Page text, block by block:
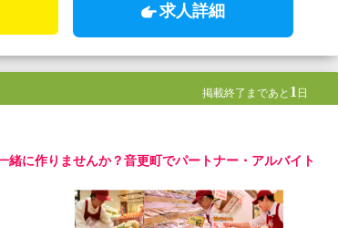
求人詳細
掲載終了まであと 1 日
緒に作りませんか？音更町でパートナー・アルバイト